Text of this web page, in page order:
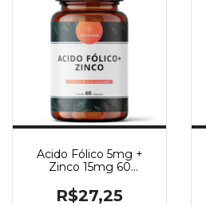
Acido Fólico 5mg +
Zinco 15mg 60
R$27,25